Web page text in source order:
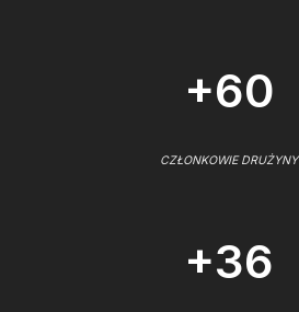
+60
CZŁONKOWIE DRUŻYNY
+36